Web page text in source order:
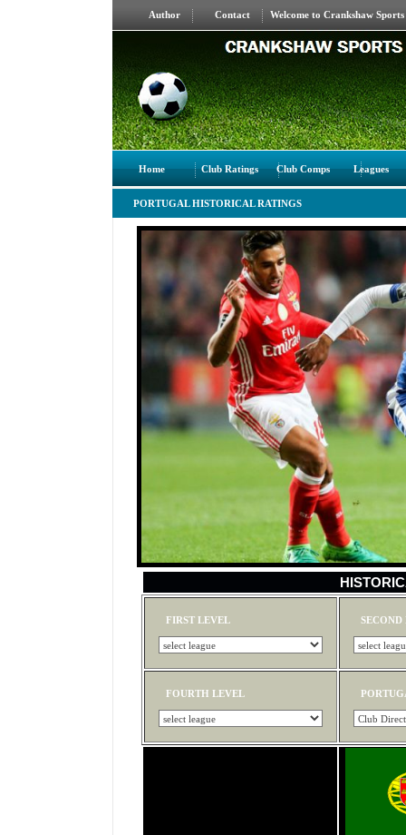
Author Contact Welcome to Crankshaw
Home Club Ratings Club Comps Leagues
PORTUGAL HISTORICAL RATINGS
FIRST LEVEL SECOND
FOURTH LEVEL